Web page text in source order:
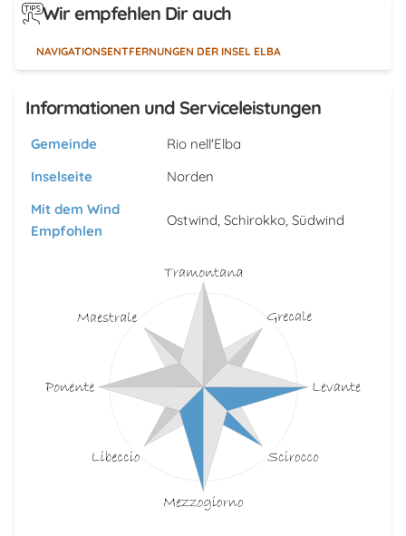
Wir empfehlen Dir auch
NAVIGATIONSENTFERNUNGEN DER INSEL ELBA
Informationen und Serviceleistungen
Gemeinde
Rio nell'Elba
Inselseite
Norden
Mit dem Wind
Empfohlen
Ostwind, Schirokko, Südwind